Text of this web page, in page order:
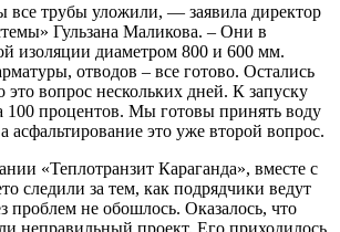
трубы уложили, — заявила директор
Гульзана Маликова. – Они в
изоляции диаметром 800 и 600 мм.
отводов – все готово. Остались
вопрос нескольких дней. К запуску
100 процентов. Мы готовы принять воду
а асфальтирование это уже второй вопрос.
«Теплотранзит Караганда», вместе с
следили за тем, как подрядчики ведут
проблем не обошлось. Оказалось, что
неправильный проект. Его приходилось